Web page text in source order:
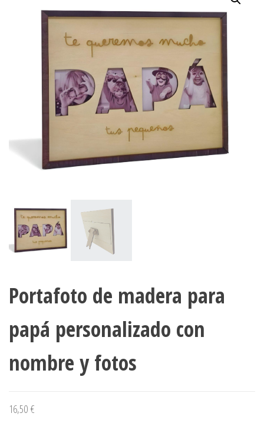
Portafoto de madera para
papá personalizado con
nombre y fotos
16,50 €